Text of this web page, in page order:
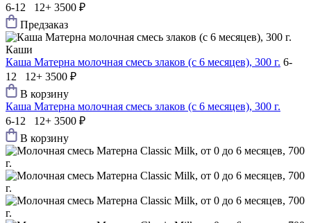
6-12 12+ 3500 ₽
Предзаказ
Каши
Каша Матерна молочная смесь злаков (с 6 месяцев), 300 г. 6-
12 12+ 3500 ₽
В корзину
Каша Матерна молочная смесь злаков (с 6 месяцев), 300 г.
6-12 12+ 3500 ₽
В корзину